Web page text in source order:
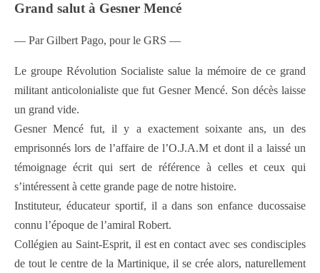
Grand salut à Gesner Mencé
— Par Gilbert Pago, pour le GRS —
Le groupe Révolution Socialiste salue la mémoire de ce grand
militant anticolonialiste que fut Gesner Mencé. Son décès laisse
un grand vide.
Gesner Mencé fut, il y a exactement soixante ans, un des
emprisonnés lors de l’affaire de l’O.J.A.M et dont il a laissé un
témoignage écrit qui sert de référence à celles et ceux qui
s’intéressent à cette grande page de notre histoire.
Instituteur, éducateur sportif, il a dans son enfance ducossaise
connu l’époque de l’amiral Robert.
Collégien au Saint-Esprit, il est en contact avec ses condisciples
de tout le centre de la Martinique, il se crée alors, naturellement